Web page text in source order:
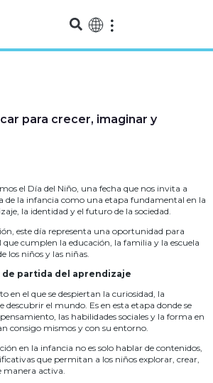
para crecer, imaginar y
el Día del Niño, una fecha que nos invita a
de la infancia como una etapa fundamental en la
la identidad y el futuro de la sociedad.
este día representa una oportunidad para
que cumplen la educación, la familia y la escuela
los niños y las niñas.
partida del aprendizaje
en el que se despiertan la curiosidad, la
descubrir el mundo. Es en esta etapa donde se
las habilidades sociales y la forma en
consigo mismos y con su entorno.
en la infancia no es solo hablar de contenidos,
que permitan a los niños explorar, crear,
manera activa.